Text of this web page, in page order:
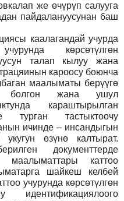
же өчүрүп салууга
пайдалануусунан баш
каалагандай учурда
көрсөтүлгөн
талап кылуу жана
кароосу боюнча
маалыматы берүүгө
болгон жана ушул
караштырылган
турган тастыктоочу
ичинде – инсандыгын
укугун өзүнө калтырат.
документтерде
маалыматтары каттоо
шайкеш келбей
учурунда көрсөтүлгөн
идентификациялоого